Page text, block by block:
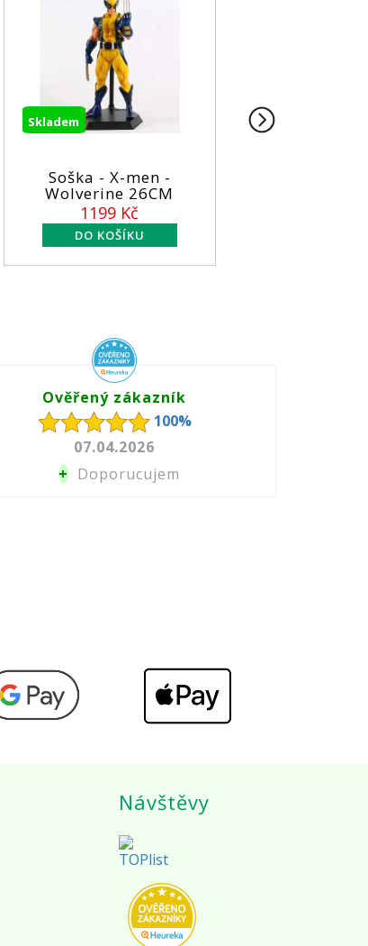
Skladem
Soška - X-men -
Wolverine 26CM
1199 Kč
Skladem
Ověřený zákazník
100%
07.04.2026
+Doporucujem
Návštěvy